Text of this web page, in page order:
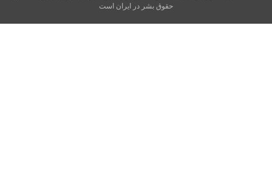
حقوق بشر در ایران است